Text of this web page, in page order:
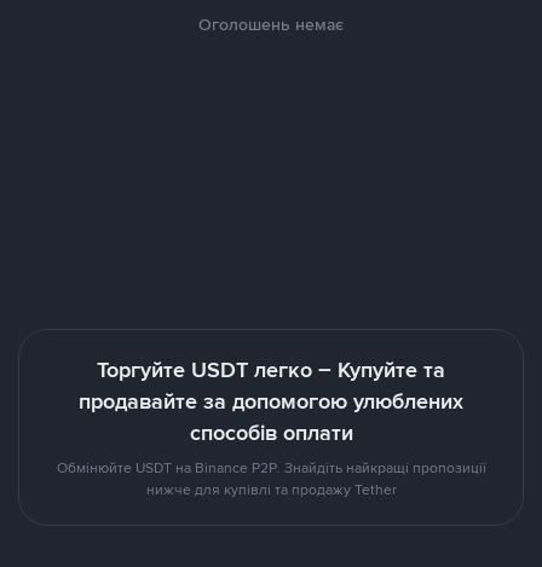
Оголошень немає
Торгуйте USDT легко – Купуйте та
продавайте за допомогою улюблених
способів оплати
Обмінюйте USDT на Binance P2P. Знайдіть найкращі пропозиції
нижче для купівлі та продажу Tether